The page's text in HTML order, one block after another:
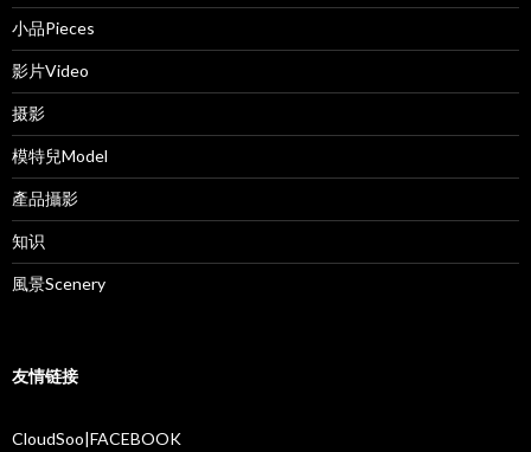
小品Pieces
影片Video
摄影
模特兒Model
產品攝影
知识
風景Scenery
友情链接
CloudSoo|FACEBOOK